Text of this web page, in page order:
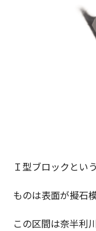
Ｉ型ブロックとい
ものは表面が擬石
この区間は奈半利